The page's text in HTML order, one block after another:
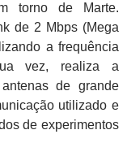
torno de Marte.
de 2 Mbps (Mega
a frequência
vez, realiza a
de grande
utilizado e
de experimentos